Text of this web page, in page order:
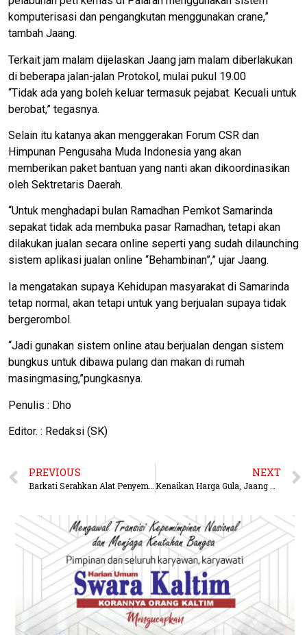
komputerisasi dan pengangkutan menggunakan crane,”
tambah Jaang.
Terkait jam malam dijelaskan Jaang jam malam diberlakukan
di beberapa jalan-jalan Protokol, mulai pukul 19.00
“Tidak ada yang boleh keluar termasuk pejabat. Kecuali untuk
berobat,” tegasnya.
Selain itu katanya akan menggerakan Forum CSR dan
Himpunan Pengusaha Muda Indonesia yang akan
memberikan paket bantuan yang nanti akan dikoordinasikan
oleh Sektretaris Daerah.
“Untuk menghadapi bulan Ramadhan Pemkot Samarinda
sepakat tidak ada membuka pasar Ramadhan, tetapi akan
dilakukan jualan secara online seperti yang sudah dilaunching
sistem aplikasi jualan online “Behambinan”,” ujar Jaang.
Ia mengatakan supaya Kehidupan masyarakat di Samarinda
tetap normal, akan tetapi untuk yang berjualan supaya tidak
bergerombol.
“Jadi gunakan sistem online atau berjualan dengan sistem
bungkus untuk dibawa pulang dan makan di rumah
masingmasing,”pungkasnya.
Penulis : Dho
Editor. : Redaksi (SK)
PREVIOUS
Barkati Serahkan Alat Penyemprot Disinfektan kepada Ketua RT Sempaja Selatan
NEXT
Kenaikan Harga Gula, Jaang Akan Kaji OP Seperti Tragedi Bawang Putih